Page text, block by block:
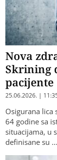
Nova
Skrining
pacijente
25.06.2026. |
Osigurana lica
64 godine sa
situacijama, u
definisane su …